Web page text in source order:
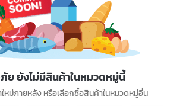
ย ยังไม่มีสินค้าในหมวดหมู่นี้
หม่ภายหลัง หรือเลือกซื้อสินค้าในหมวดหมู่อื่น